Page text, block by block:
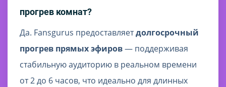
прогрев комнат?
Да. Fansgurus предоставляетдолгосрочный
прогрев прямых эфиров— поддерживая
стабильную аудиторию в реальном времени
от 2 до 6 часов, что идеально для длинных